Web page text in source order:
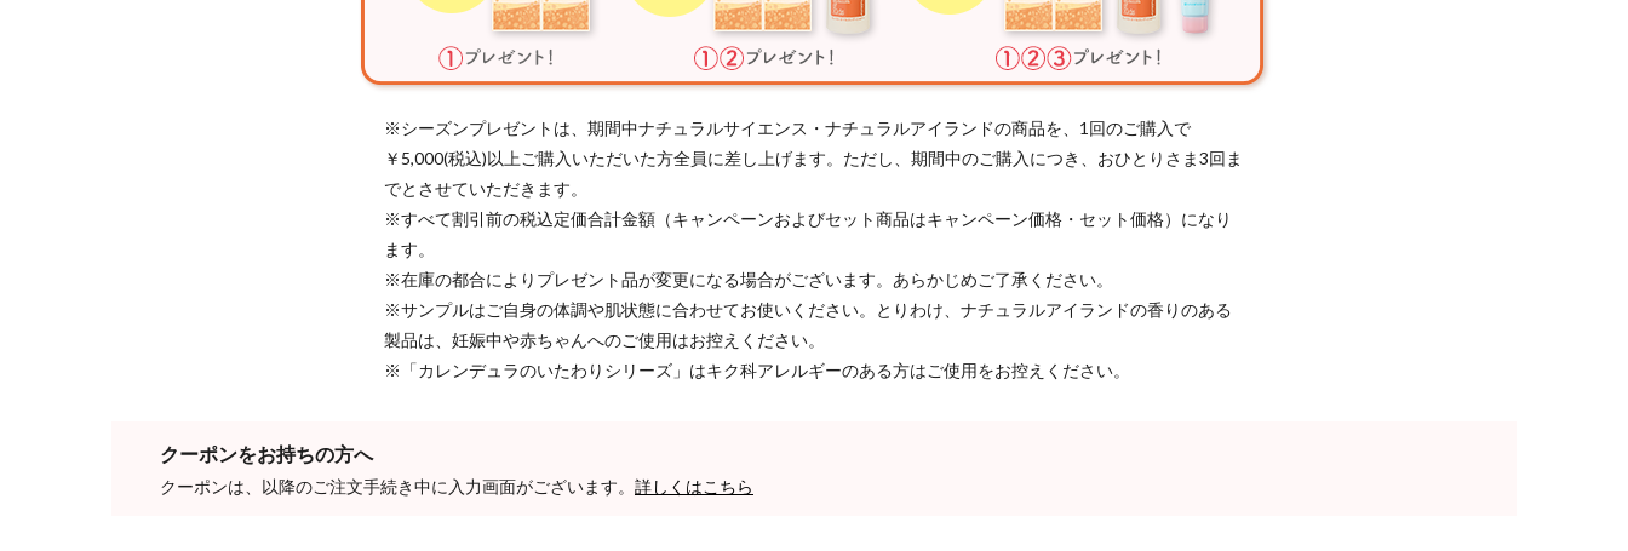
※シーズンプレゼントは、期間中ナチュラルサイエンス・ナチュラルアイランドの商品を、1回のご購入で
￥5,000(税込)以上ご購入いただいた方全員に差し上げます。ただし、期間中のご購入につき、おひとりさま3回ま
でとさせていただきます。
※すべて割引前の税込定価合計金額（キャンペーンおよびセット商品はキャンペーン価格・セット価格）になり
ます。
※在庫の都合によりプレゼント品が変更になる場合がございます。あらかじめご了承ください。
※サンプルはご自身の体調や肌状態に合わせてお使いください。とりわけ、ナチュラルアイランドの香りのある
製品は、妊娠中や赤ちゃんへのご使用はお控えください。
※「カレンデュラのいたわりシリーズ」はキク科アレルギーのある方はご使用をお控えください。
クーポンをお持ちの方へ
クーポンは、以降のご注文手続き中に入力画面がございます。 詳しくはこちら